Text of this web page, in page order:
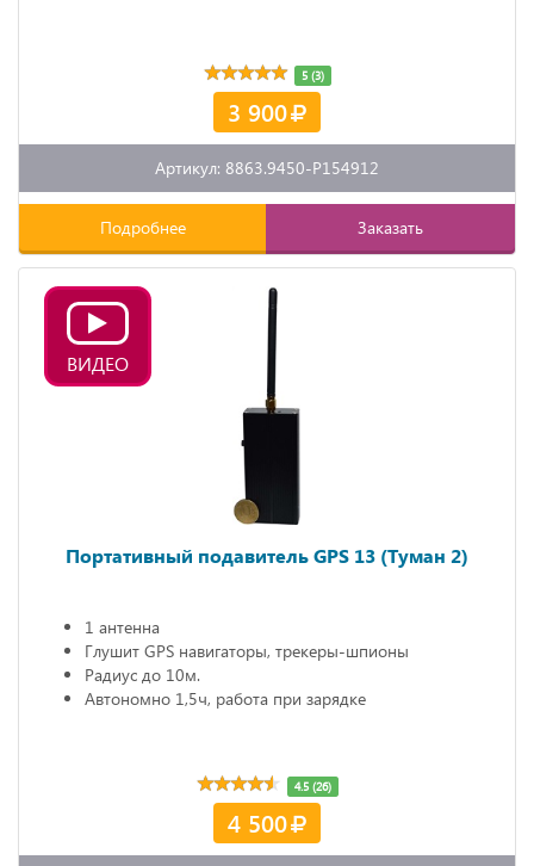
5 (3)
3 900
Артикул: 8863.9450-P154912
Подробнее Заказать
ВИДЕО
Портативный подавитель GPS 13 (Туман 2)
1 антенна
Глушит GPS навигаторы, трекеры-шпионы
Радиус до 10м.
Автономно 1,5ч, работа при зарядке
4.5 (26)
4 500